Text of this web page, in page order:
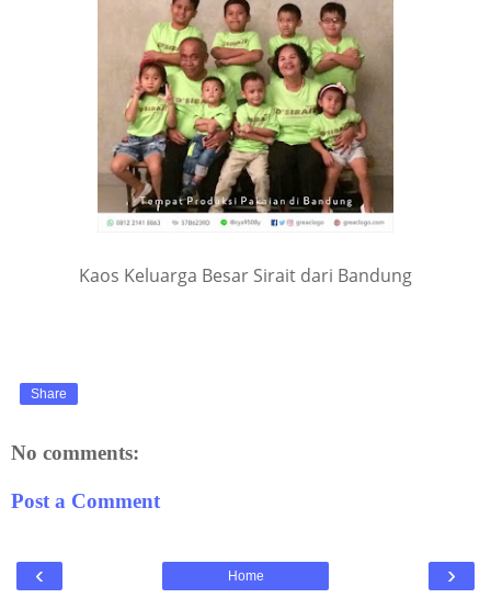
Kaos Keluarga Besar Sirait dari Bandung
Share
No comments:
Post a Comment
‹ ›
Home